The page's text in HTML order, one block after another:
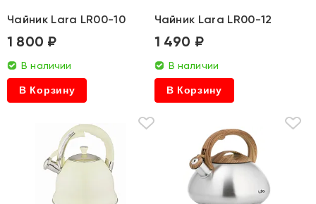
Чайник Lara LR00-10
1 800 ₽
В наличии
В Корзину
Чайник Lara LR00-12
1 490 ₽
В наличии
В Корзину